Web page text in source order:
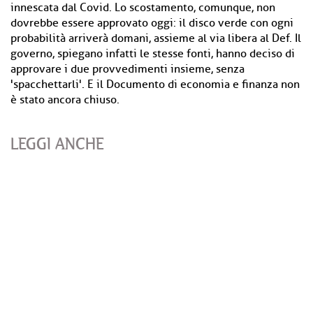
innescata dal Covid. Lo scostamento, comunque, non
dovrebbe essere approvato oggi: il disco verde con ogni
probabilità arriverà domani, assieme al via libera al Def. Il
governo, spiegano infatti le stesse fonti, hanno deciso di
approvare i due provvedimenti insieme, senza
'spacchettarli'. E il Documento di economia e finanza non
è stato ancora chiuso.
LEGGI ANCHE